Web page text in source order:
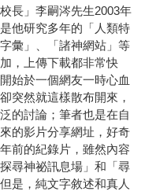
長」李嗣涔先生2003年
他研究多年的「人類特
彙」、「諸神網站」等
，上傳下載都非常快
始於一個網友一時心血
突然就這樣散布開來，
的討論；筆者也是在自
的影片分享網址，好奇
前的紀錄片，雖然內容
尋神祕訊息場」和「尋
是，純文字敘述和真人